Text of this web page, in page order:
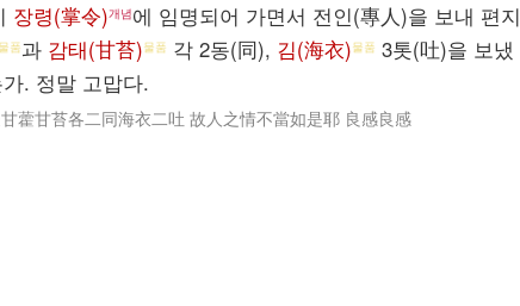
장령(掌令)개념에 임명되어 가면서 전인(專人)을 보내 편지
물품과 감태(甘苔)물품 각 2동(同), 김(海衣)물품 3톳(吐)을 보냈
. 정말 고맙다.
藿甘苔各二同海衣二吐 故人之情不當如是耶 良感良感